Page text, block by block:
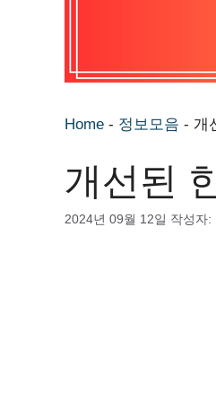
Home - 정보모음 - 개
개선된
2024년 09월 12일 작성자: